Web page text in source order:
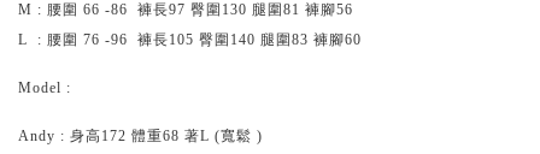
M : 腰圍 66 -86 褲長97 臀圍130 腿圍81 褲腳56
L : 腰圍 76 -96 褲長105 臀圍140 腿圍83 褲腳60
Model :
Andy : 身高172 體重68 著L (寬鬆 )